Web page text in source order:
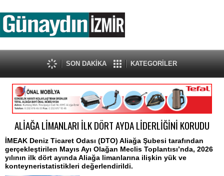
SON DAKİKA KATEGORİLER
ALİAĞA LİMANLARI İLK DÖRT AYDA LİDERLİĞİNİ KORUDU
İMEAK Deniz Ticaret Odası (DTO) Aliağa Şubesi tarafından
gerçekleştirilen Mayıs Ayı Olağan Meclis Toplantısı’nda, 2026
yılının ilk dört ayında Aliağa limanlarına ilişkin yük ve
konteyneristatistikleri değerlendirildi.